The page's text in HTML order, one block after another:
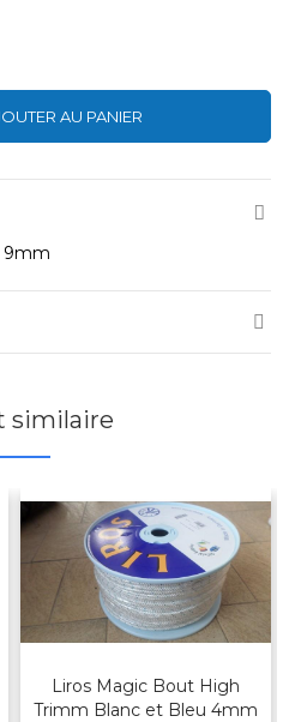
AU PANIER
9mm
similaire
Liros Magic Bout High
Trimm Blanc et Bleu 4mm